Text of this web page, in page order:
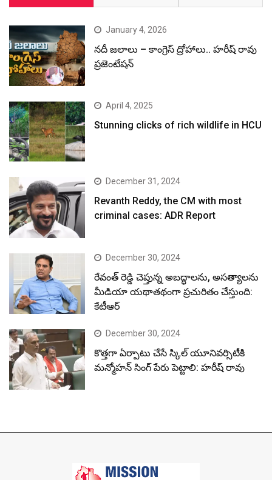
January 4, 2026
నదీ జలాలు – కాంగ్రెస్ ద్రోహాలు.. హరీష్ రావు
ప్రజెంటేషన్
April 4, 2025
Stunning clicks of rich wildlife in HCU
December 31, 2024
Revanth Reddy, the CM with most
criminal cases: ADR Report
December 30, 2024
రేవంత్ రెడ్డి చెప్తున్న అబద్ధాలను, అసత్యాలను
మీడియా యథాతథంగా ప్రచురితం చేస్తుంది:
కేటీఆర్
December 30, 2024
కొత్తగా ఏర్పాటు చేసే స్కిల్ యూనివర్సిటీకి
మన్మోహన్ సింగ్ పేరు పెట్టాలి: హరీష్ రావు